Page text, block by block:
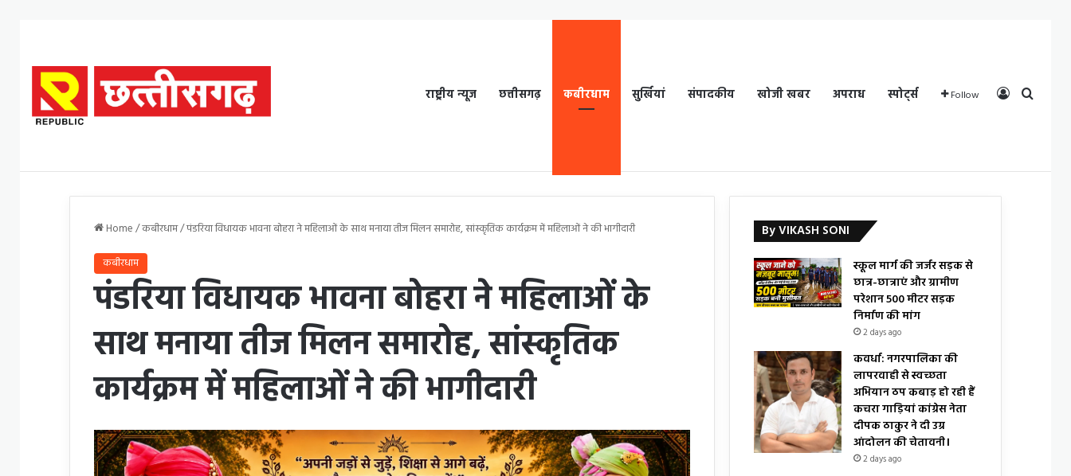
राष्ट्रीय न्यूज छत्तीसगढ़ कबीरधाम सुर्खियां संपादकीय खोजी खबर अपराध स्पोर्ट्स Follow Log In
Home/कबीरधाम/पंडरिया विधायक भावना बोहरा ने महिलाओं के साथ मनाया तीज मिलन समारोह, सांस्कृतिक कार्यक्रम में महिलाओं ने की भागीदारी
कबीरधाम
पंडरिया विधायक भावना बोहरा ने महिलाओं के
साथ मनाया तीज मिलन समारोह, सांस्कृतिक
कार्यक्रम में महिलाओं ने की भागीदारी
By VIKASH SONI
स्कूल मार्ग की जर्जर सड़क से
छात्र-छात्राएं और ग्रामीण
परेशान 500 मीटर सड़क
निर्माण की मांग
2 days ago
कवर्धा: नगरपालिका की
लापरवाही से स्वच्छता
अभियान ठप कबाड़ हो रही हैं
कचरा गाड़ियां कांग्रेस नेता
दीपक ठाकुर ने दी उग्र
आंदोलन की चेतावनी।
2 days ago